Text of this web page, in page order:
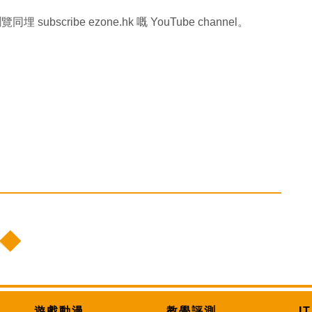
同埋 subscribe ezone.hk 嘅 YouTube channel。